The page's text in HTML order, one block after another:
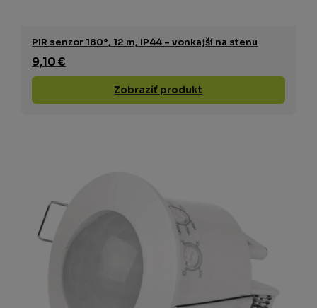
PIR senzor 180°, 12 m, IP44 – vonkajší na stenu
9,10 €
Zobraziť produkt